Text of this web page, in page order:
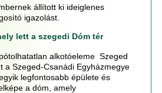
állított ki ideiglenes
igazolást.
lett a szegedi Dóm tér
alkotóeleme Szeged
a Szeged-Csanádi Egyházmegye
legfontosabb épülete és
a dóm, amely